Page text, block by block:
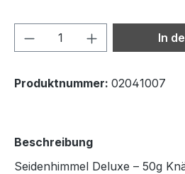
Produkt Anzahl: Gib
In
Produktnummer: 02041007
Beschreibung
Seidenhimmel Deluxe – 50g